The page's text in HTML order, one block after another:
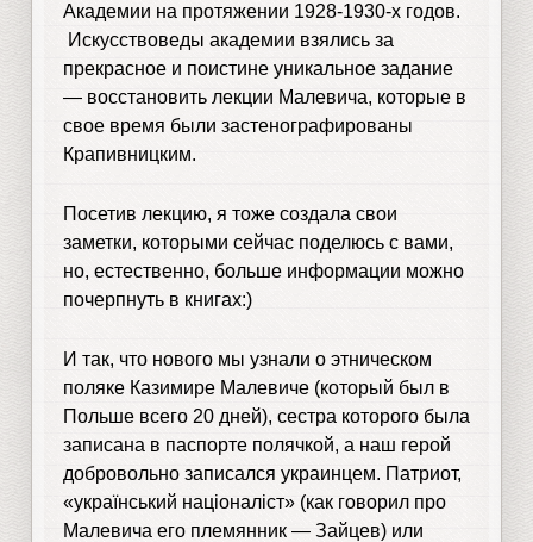
Академии на протяжении 1928-1930-х годов.
Искусствоведы академии взялись за
прекрасное и поистине уникальное задание
— восстановить лекции Малевича, которые в
свое время были застенографированы
Крапивницким.
Посетив лекцию, я тоже создала свои
заметки, которыми сейчас поделюсь с вами,
но, естественно, больше информации можно
почерпнуть в книгах:)
И так, что нового мы узнали о этническом
поляке Казимире Малевиче (который был в
Польше всего 20 дней), сестра которого была
записана в паспорте полячкой, а наш герой
добровольно записался украинцем. Патриот,
«український націоналіст» (как говорил про
Малевича его племянник — Зайцев) или